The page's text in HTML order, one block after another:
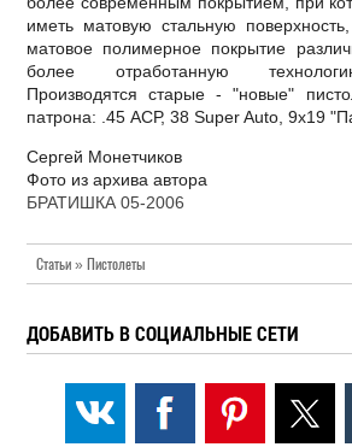
иметь матовую стальную
матовое полимерное покрытие
более отработанную
Производятся старые - "новые"
патрона: .45 АСР, 38 Super Auto, 9x19
Сергей Монетчиков
Фото из архива автора
БРАТИШКА 05-2006
Статьи » Пистолеты
ДОБАВИТЬ В СОЦИАЛЬНЫЕ СЕТИ